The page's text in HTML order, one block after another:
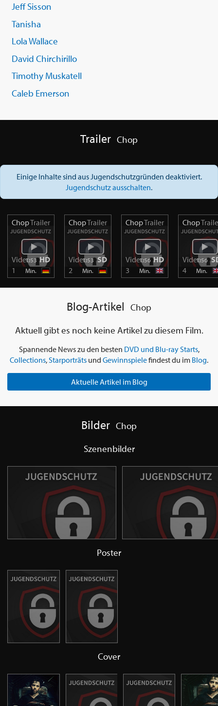
Jeff Sisson
Tanisha
Lola Wallace
David Chirchirillo
Timothy Muskatell
Caleb Emerson
Trailer Chop
Einige Inhalte sind aus Jugendschutzgründen deaktiviert.
Jugendschutz ausschalten.
ChopTrailer
Video
1
1:53
Min.
HD
ChopTrailer
Video
2
1:53
Min.
SD
ChopTrailer
Video
3
1:56
Min.
HD
Chop
Video
4
1:56
Min.
Blog-Artikel Chop
Aktuell gibt es noch keine Artikel zu diesem Film.
Spannende News zu den besten DVD und Blu-ray Starts,
Collections, Starporträts und Gewinnspielefindest du im Blog.
Aktuelle Artikel im Blog
Bilder Chop
Szenenbilder
Poster
Cover